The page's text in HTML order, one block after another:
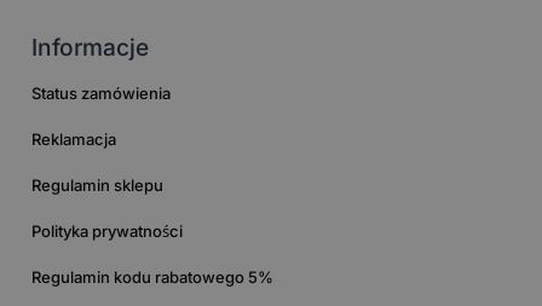
Informacje
Status zamówienia
Reklamacja
Regulamin sklepu
Polityka prywatności
Regulamin kodu rabatowego 5%